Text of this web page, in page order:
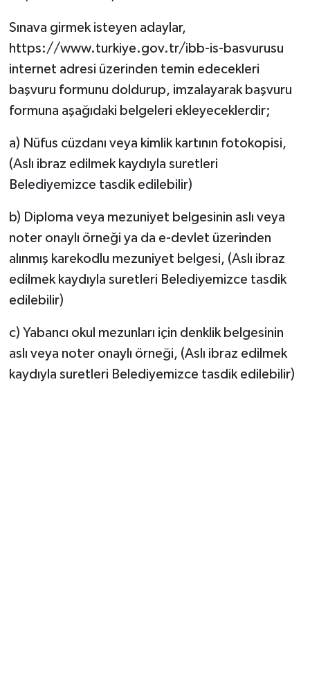
Sınava girmek isteyen adaylar,
https://www.turkiye.gov.tr/ibb-is-basvurusu
internet adresi üzerinden temin edecekleri
başvuru formunu doldurup, imzalayarak başvuru
formuna aşağıdaki belgeleri ekleyeceklerdir;
a) Nüfus cüzdanı veya kimlik kartının fotokopisi,
(Aslı ibraz edilmek kaydıyla suretleri
Belediyemizce tasdik edilebilir)
b) Diploma veya mezuniyet belgesinin aslı veya
noter onaylı örneği ya da e-devlet üzerinden
alınmış karekodlu mezuniyet belgesi, (Aslı ibraz
edilmek kaydıyla suretleri Belediyemizce tasdik
edilebilir)
c) Yabancı okul mezunları için denklik belgesinin
aslı veya noter onaylı örneği, (Aslı ibraz edilmek
kaydıyla suretleri Belediyemizce tasdik edilebilir)